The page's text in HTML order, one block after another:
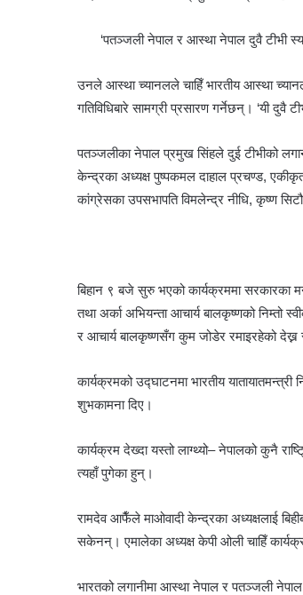
‘पतञ्जली नेपाल र आस्था नेपाल दुवै टीभी
उनले आस्था च्यानलले चाहिँ भारतीय आस्था
गतिविधिबारे सामग्री प्रसारण गर्नेछन्। ‘यी
पतञ्जलीका नेपाल प्रमुख सिंहले दुई टीभीको
केन्द्रका अध्यक्ष पुष्पकमल दाहाल प्रचण्ड,
कांग्रेसका उपसभापति विमलेन्द्र नीधि, कृष्ण
बिहान ९ बजे सुरु भएको कार्यक्रममा सरकारका
तथा अर्का अभियन्ता आचार्य बालकृष्णको निम्तो
र आचार्य बालकृष्णसँग कुम जोडेर रमाइरहेको देख्न
कार्यक्रमको उद्घाटनमा भारतीय
शुभकामना दिए।
कार्यक्रम देख्दा यस्तो लाग्थ्यो– नेपालको कुनै
त्यहाँ पुगेका हुन्।
रामदेव आफैँले माओवादी केन्द्रका अध्यक्षलाई
सकेनन्। एमालेका अध्यक्ष केपी ओली चाहिँ
भारतको लगानीमा आस्था नेपाल र पतञ्जली